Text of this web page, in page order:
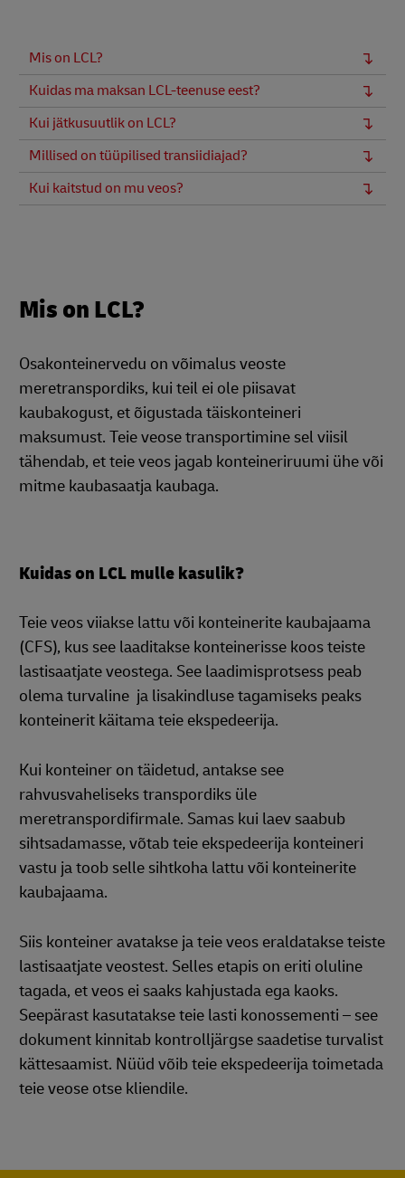
Mis on LCL?
Kuidas ma maksan LCL-teenuse eest?
Kui jätkusuutlik on LCL?
Millised on tüüpilised transiidiajad?
Kui kaitstud on mu veos?
Mis on LCL?
Osakonteinervedu on võimalus veoste
meretranspordiks, kui teil ei ole piisavat
kaubakogust, et õigustada täiskonteineri
maksumust. Teie veose transportimine sel viisil
tähendab, et teie veos jagab konteineriruumi ühe või
mitme kaubasaatja kaubaga.
Kuidas on LCL mulle kasulik?
Teie veos viiakse lattu või konteinerite kaubajaama
(CFS), kus see laaditakse konteinerisse koos teiste
lastisaatjate veostega. See laadimisprotsess peab
olema turvaline ja lisakindluse tagamiseks peaks
konteinerit käitama teie ekspedeerija.
Kui konteiner on täidetud, antakse see
rahvusvaheliseks transpordiks üle
meretranspordifirmale. Samas kui laev saabub
sihtsadamasse, võtab teie ekspedeerija konteineri
vastu ja toob selle sihtkoha lattu või konteinerite
kaubajaama.
Siis konteiner avatakse ja teie veos eraldatakse teiste
lastisaatjate veostest. Selles etapis on eriti oluline
tagada, et veos ei saaks kahjustada ega kaoks.
Seepärast kasutatakse teie lasti konossementi – see
dokument kinnitab kontrolljärgse saadetise turvalist
kättesaamist. Nüüd võib teie ekspedeerija toimetada
teie veose otse kliendile.